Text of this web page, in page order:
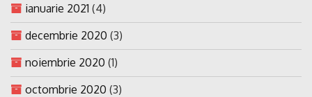
ianuarie 2021 (4)
decembrie 2020 (3)
noiembrie 2020 (1)
octombrie 2020 (3)